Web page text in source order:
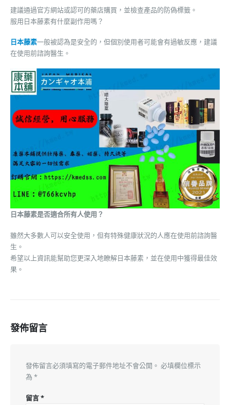
建議通過官方網站或認可的藥店購買，並檢查產品的防偽標籤。
服用日本藤素有什麼副作用嗎？
日本藤素一般被認為是安全的，但個別使用者可能會有過敏反應，建議
在使用前諮詢醫生。
日本藤素是否適合所有人使用？
雖然大多數人可以安全使用，但有特殊健康狀況的人應在使用前諮詢醫
生。
希望以上資訊能幫助您更深入地瞭解日本藤素，並在使用中獲得最佳效
果。
發佈留言
發佈留言必須填寫的電子郵件地址不會公開。 必填欄位標示
為 *
留言*